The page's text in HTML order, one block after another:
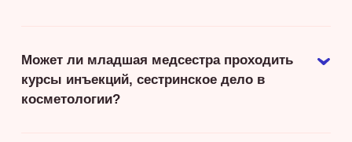
Может ли младшая медсестра проходить
курсы инъекций, сестринское дело в
косметологии?